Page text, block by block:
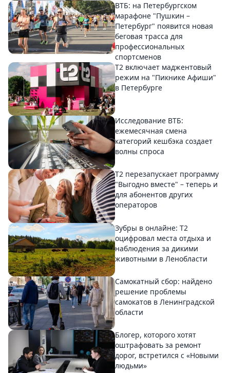
ВТБ: на Петербургском
марафоне "Пушкин –
Петербург" появится новая
беговая трасса для
профессиональных
спортсменов
Т2 включает маджентовый
режим на "Пикнике Афиши"
в Петербурге
Исследование ВТБ:
ежемесячная смена
категорий кешбэка создает
волны спроса
Т2 перезапускает программу
"Выгодно вместе" – теперь и
для абонентов других
операторов
Зубры в онлайне: Т2
оцифровал места отдыха и
наблюдения за дикими
животными в Ленобласти
Самокатный сбор: найдено
решение проблемы
самокатов в Ленинградской
области
Блогер, которого хотят
оштрафовать за ремонт
дорог, встретился с «Новыми
людьми»